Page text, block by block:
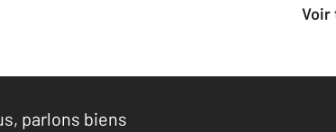
parlons biens